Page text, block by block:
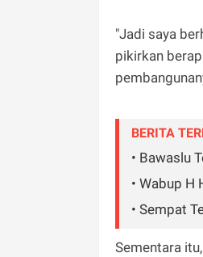
"Jadi saya
pikirkan
BERITA
• Bawaslu
• Wabup H
• Sempat
Sementara